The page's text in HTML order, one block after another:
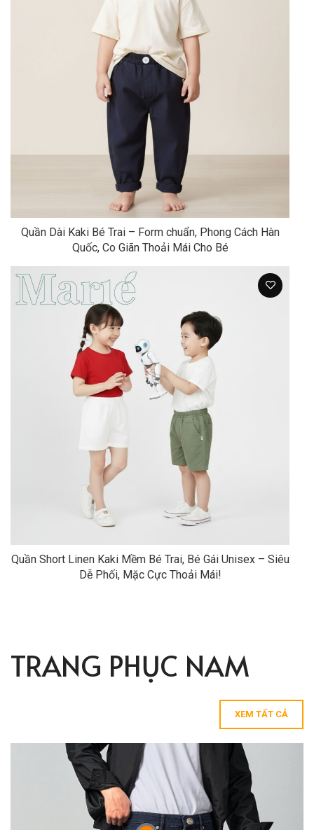
Quần Dài Kaki Bé Trai – Form chuẩn, Phong Cách Hàn
Quốc, Co Giãn Thoải Mái Cho Bé
Quần Short Linen Kaki Mềm Bé Trai, Bé Gái Unisex – Siêu
Dễ Phối, Mặc Cực Thoải Mái!
TRANG PHỤC NAM
XEM TẤT CẢ